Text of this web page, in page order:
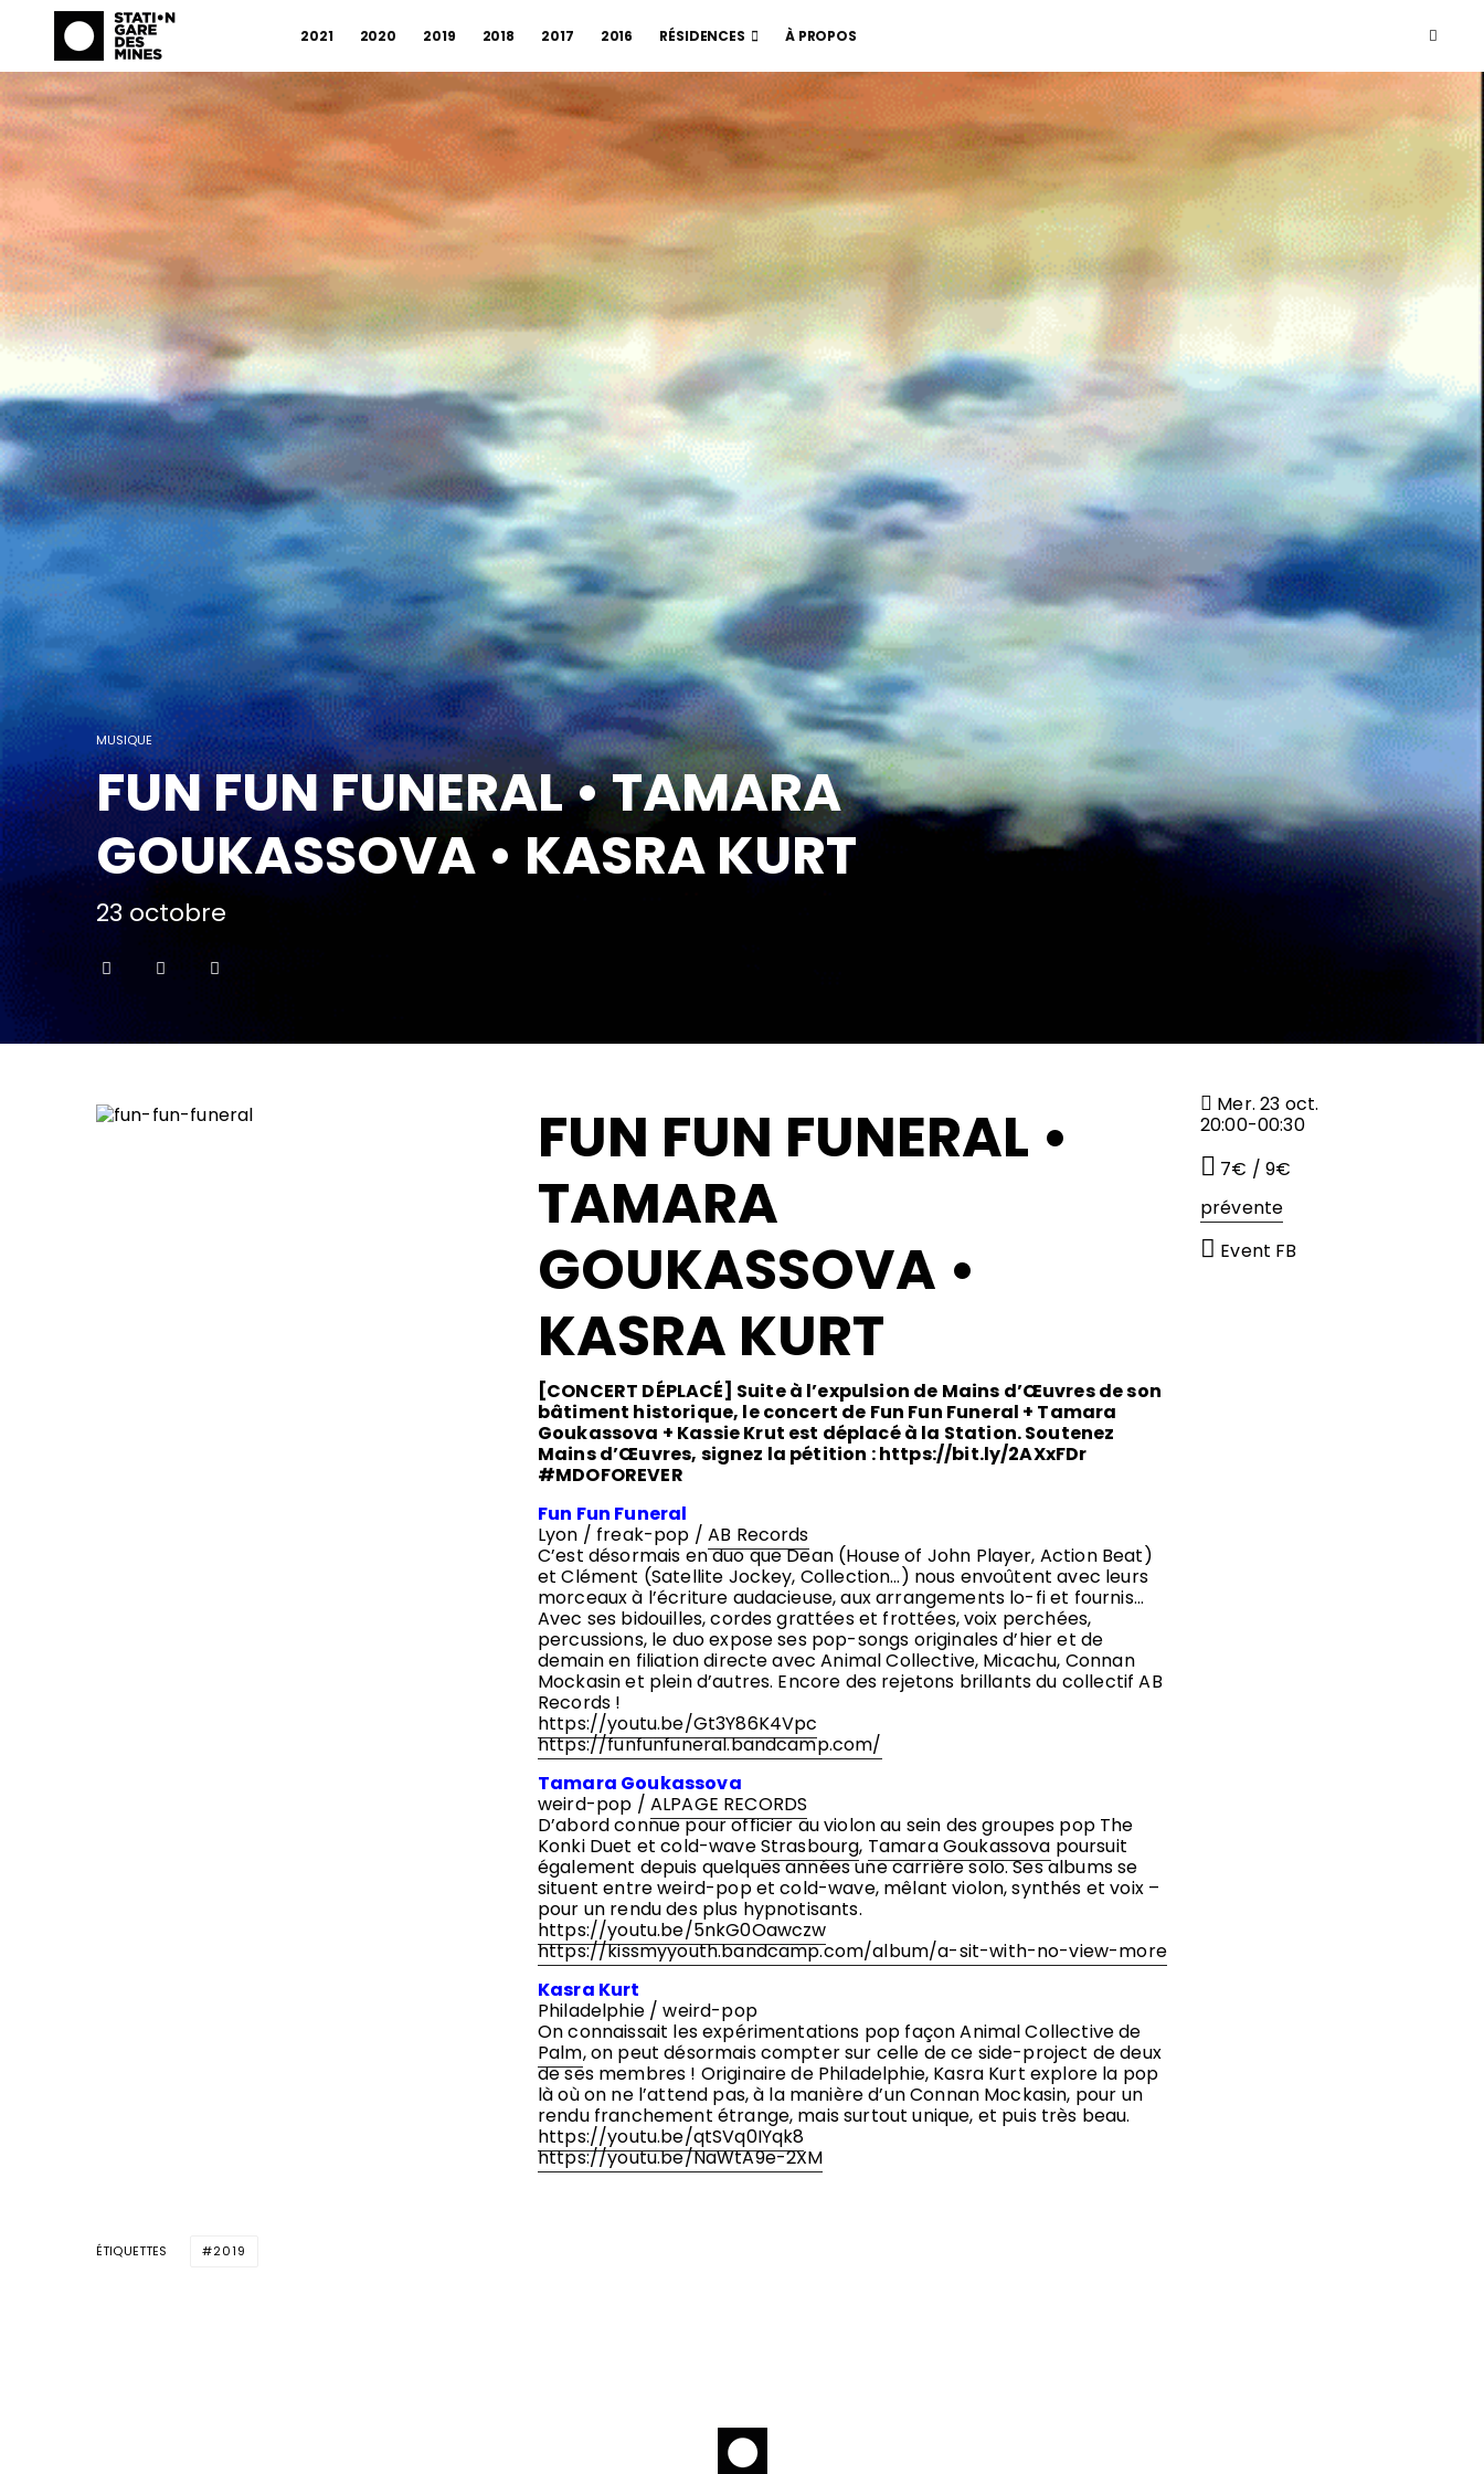
2021 2020 2019 2018 2017 2016 RÉSIDENCES À PROPOS
MUSIQUE
FUN FUN FUNERAL • TAMARA
GOUKASSOVA • KASRA KURT
23 octobre
FUN FUN FUNERAL •
TAMARA
GOUKASSOVA •
KASRA KURT
[CONCERT DÉPLACÉ] Suite à l’expulsion de Mains d’Œuvres de son
bâtiment historique, le concert de Fun Fun Funeral + Tamara
Goukassova + Kassie Krut est déplacé à la Station. Soutenez
Mains d’Œuvres, signez la pétition :https://bit.ly/2AXxFDr
#MDOFOREVER
Fun Fun Funeral
Lyon / freak-pop /AB Records
C’est désormais en duo que Dean (House of John Player, Action Beat)
et Clément (Satellite Jockey, Collection…) nous envoûtent avec leurs
morceaux à l’écriture audacieuse, aux arrangements lo-fi et fournis…
Avec ses bidouilles, cordes grattées et frottées, voix perchées,
percussions, le duo expose ses pop-songs originales d’hier et de
demain en filiation directe avec Animal Collective, Micachu, Connan
Mockasin et plein d’autres. Encore des rejetons brillants du collectif AB
Records !
https://youtu.be/Gt3Y86K4Vpc
https://funfunfuneral.bandcamp.com/
Tamara Goukassova
weird-pop / ALPAGE RECORDS
D’abord connue pour officier au violon au sein des groupes pop The
Konki Duet et cold-waveStrasbourg, Tamara Goukassova poursuit
également depuis quelques années une carrière solo. Ses albums se
situent entre weird-pop et cold-wave, mêlant violon, synthés et voix –
pour un rendu des plus hypnotisants.
https://youtu.be/5nkG0Oawczw
https://kissmyyouth.bandcamp.com/album/a-sit-with-no-view-more
Kasra Kurt
Philadelphie / weird-pop
On connaissait les expérimentations pop façon Animal Collective de
Palm, on peut désormais compter sur celle de ce side-project de deux
de ses membres ! Originaire de Philadelphie, Kasra Kurt explore la pop
là où on ne l’attend pas, à la manière d’un Connan Mockasin, pour un
rendu franchement étrange, mais surtout unique, et puis très beau.
https://youtu.be/qtSVq0IYqk8
https://youtu.be/NaWtA9e-2XM
Mer. 23 oct.
20:00-00:30
7€ / 9€
prévente
Event FB
ÉTIQUETTES 2019